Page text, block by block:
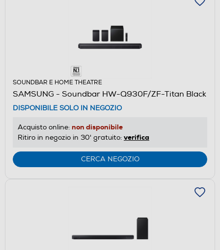
SOUNDBAR E HOME THEATRE
SAMSUNG - Soundbar HW-Q930F/ZF-Titan Black
DISPONIBILE SOLO IN NEGOZIO
Acquisto online: non disponibile
Ritiro in negozio in 30' gratuito: verifica
CERCA NEGOZIO